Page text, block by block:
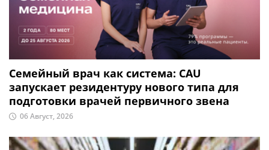
Семейный врач как система: CAU
запускает резидентуру нового типа для
подготовки врачей первичного звена
06 Август, 2026